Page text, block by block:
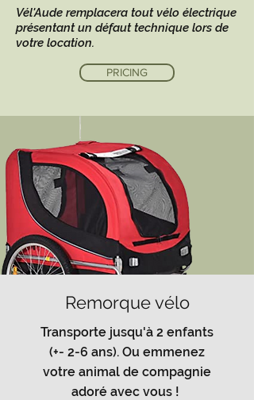
Vél'Aude remplacera tout vélo électrique
présentant un défaut technique lors de
votre location.
PRICING
Remorque vélo
Transporte jusqu'à 2 enfants
(+- 2-6 ans). Ou emmenez
votre animal de compagnie
adoré avec vous !